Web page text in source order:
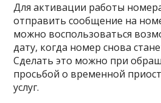
Для активации работы
отправить сообщение на
можно воспользоваться
дату, когда номер снова
Сделать это можно при
просьбой о временной
услуг.